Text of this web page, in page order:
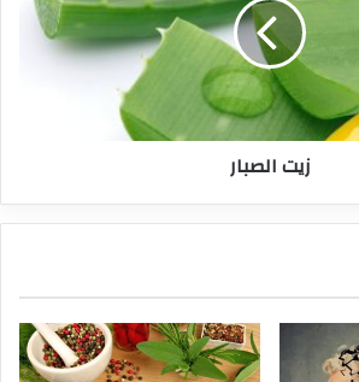
زيت الصبار